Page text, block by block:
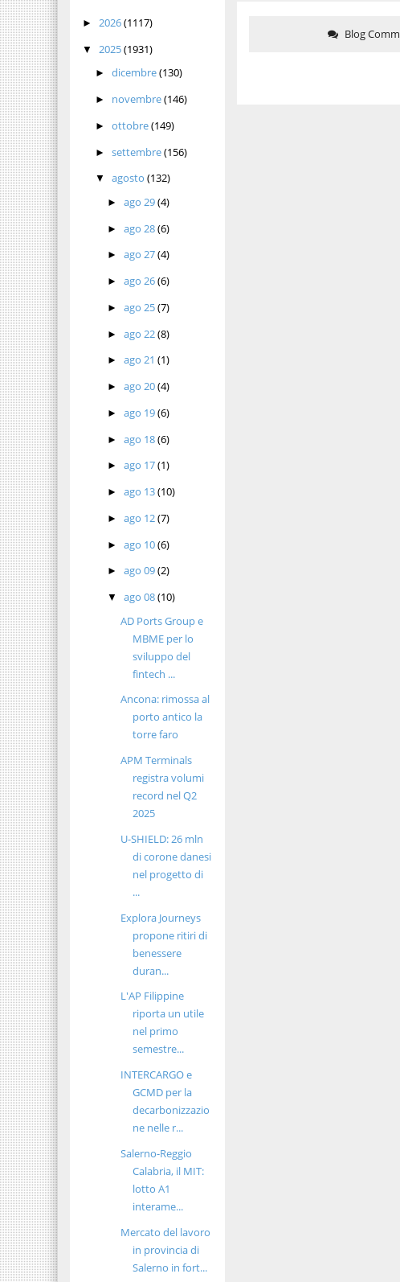
► 2026(1117)
▼ 2025(1931)
► dicembre(130)
► novembre(146)
► ottobre(149)
► settembre(156)
▼ agosto (132)
►ago 29(4)
►ago 28(6)
►ago 27(4)
►ago 26(6)
►ago 25(7)
►ago 22(8)
►ago 21(1)
►ago 20(4)
►ago 19(6)
►ago 18(6)
►ago 17(1)
►ago 13(10)
►ago 12(7)
►ago 10(6)
►ago 09(2)
▼ago 08(10)
AD Ports Group e
MBME per lo
sviluppo del
fintech ...
Ancona: rimossa al
porto antico la
torre faro
APM Terminals
registra volumi
record nel Q2
2025
U-SHIELD: 26 mln
di corone danesi
nel progetto di
...
Explora Journeys
propone ritiri di
benessere
duran...
L'AP Filippine
riporta un utile
nel primo
semestre...
INTERCARGO e
GCMD per la
decarbonizzazio
ne nelle r...
Salerno-Reggio
Calabria, il MIT:
lotto A1
interame...
Mercato del lavoro
in provincia di
Salerno in fort...
Blog